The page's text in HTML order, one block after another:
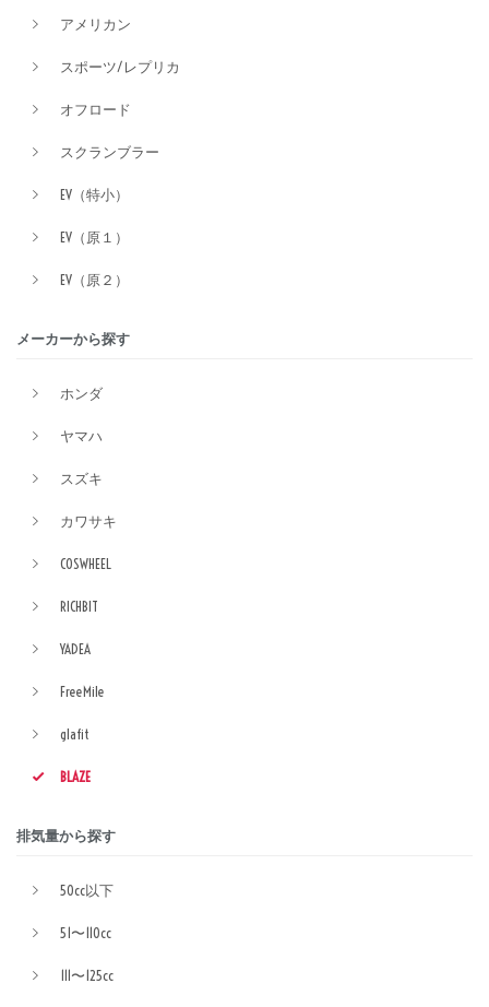
アメリカン
スポーツ/レプリカ
オフロード
スクランブラー
EV（特小）
EV（原１）
EV（原２）
メーカーから探す
ホンダ
ヤマハ
スズキ
カワサキ
COSWHEEL
RICHBIT
YADEA
FreeMile
glafit
BLAZE
排気量から探す
50cc以下
51〜110cc
111〜125cc